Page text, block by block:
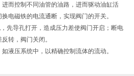
而控制不同油管的油路，进而驱动油缸活
电磁铁的电流通断，实现阀门的开关。
先导孔打开，造成压力差使阀门开启；断电
转，阀门关闭。
液压系统中，以精确控制流体的流动。